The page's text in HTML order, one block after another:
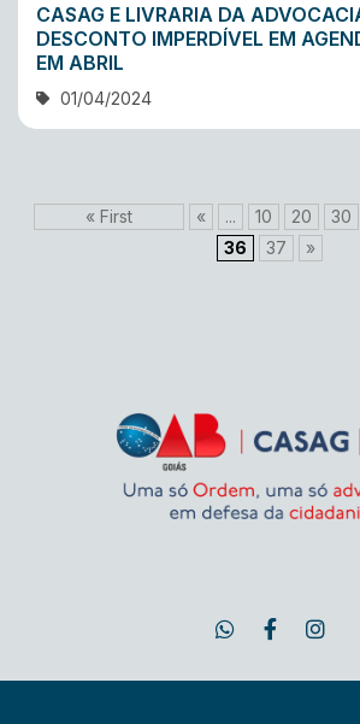
CASAG E LIVRARIA DA
DESCONTO IMPERDÍVEL EM
EM ABRIL
01/04/2024
« First « ... 10 20 30
36
37 »